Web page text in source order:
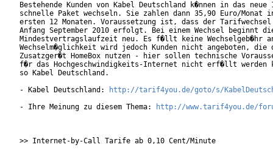
Bestehende Kunden von Kabel Deutschland k�nnen in das
schnelle Paket wechseln. Sie zahlen dann 35,90 Euro/Monat
ersten 12 Monaten. Voraussetzung ist, dass der
Anfang September 2010 erfolgt. Bei einem Wechsel beginnt
Mindestvertragslaufzeit neu. Es f�llt keine Wechselgeb�hr
Wechselm�glichkeit wird jedoch Kunden nicht angeboten, die
Zusatzger�t HomeBox nutzen - hier sollen technische
f�r das Hochgeschwindigkeits-Internet nicht erf�llt werden
so Kabel Deutschland.
- Kabel Deutschland:
http://tarif4you.de/goto/s/
- Ihre Meinung zu diesem Thema:
http://www.tarif4you.de/
>> Internet-by-Call Tarife ab 0,10 Cent/Minute